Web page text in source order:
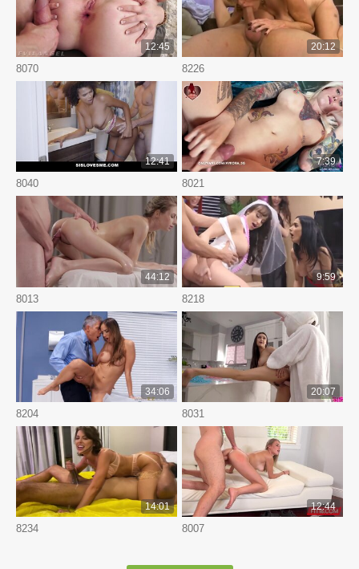
8070
12:45
8226
20:12
8040
12:41
8021
7:39
8013
44:12
8218
9:59
8204
34:06
8031
20:07
8234
14:01
8007
12:44